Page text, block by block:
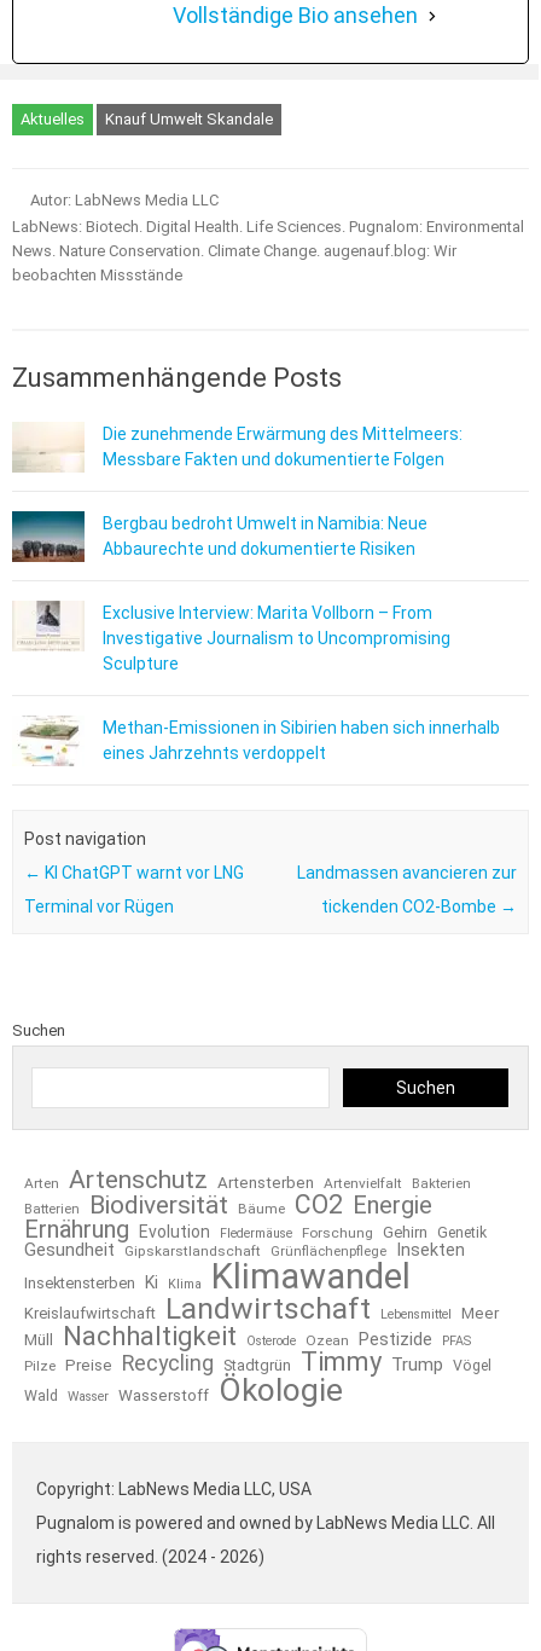
Vollständige Bio ansehen
Aktuelles Knauf Umwelt Skandale
Autor: LabNews Media LLC
LabNews: Biotech. Digital Health. Life Sciences. Pugnalom: Environmental
News. Nature Conservation. Climate Change. augenauf.blog: Wir
beobachten Missstände
Zusammenhängende Posts
Die zunehmende Erwärmung des Mittelmeers:
Messbare Fakten und dokumentierte Folgen
Bergbau bedroht Umwelt in Namibia: Neue
Abbaurechte und dokumentierte Risiken
Exclusive Interview: Marita Vollborn – From
Investigative Journalism to Uncompromising
Sculpture
Methan-Emissionen in Sibirien haben sich innerhalb
eines Jahrzehnts verdoppelt
Post navigation
← KI ChatGPT warnt vor LNG
Terminal vor Rügen
Landmassen avancieren zur
tickenden CO2-Bombe →
Suchen
Suchen
Arten Artenschutz Artensterben Artenvielfalt
Bakterien
Batterien
Biodiversität Bäume CO2 Energie
Ernährung
Evolution Fledermäuse Forschung Gehirn Genetik
Gesundheit Gipskarstlandschaft Grünflächenpflege Insekten
Insektensterben Ki Klima Klimawandel
Kreislaufwirtschaft Landwirtschaft Lebensmittel
Meer
Müll
Nachhaltigkeit Osterode Ozean Pestizide PFAS
Pilze Preise Recycling Stadtgrün Timmy Trump
Vögel
Wald
Wasser Wasserstoff Ökologie
Copyright: LabNews Media LLC, USA
Pugnalom is powered and owned by LabNews Media LLC. All
rights reserved. (2024 - 2026)